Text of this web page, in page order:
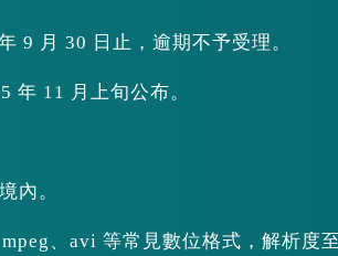
9 月 30 日止，逾期不予受理。
年 11 月上旬公布。
內。
、avi 等常見數位格式，解析度